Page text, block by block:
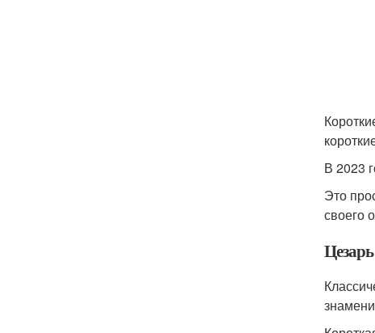
В 2023
Это
своего
Цезарь